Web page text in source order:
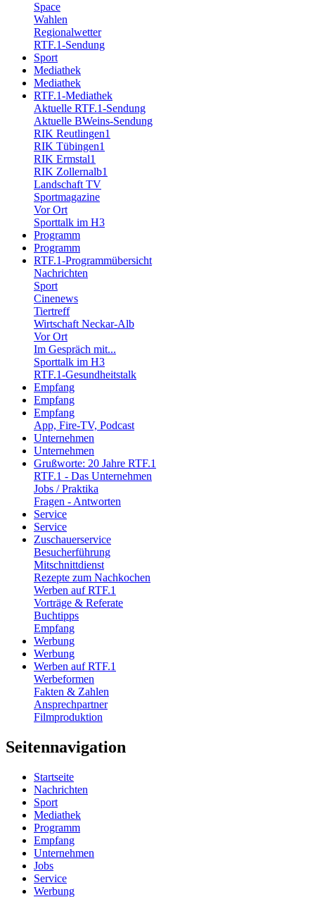
Space
Wahlen
Regionalwetter
RTF.1-Sendung
Sport
Mediathek
Mediathek
RTF.1-Mediathek
Aktuelle RTF.1-Sendung
Aktuelle BWeins-Sendung
RIK Reutlingen1
RIK Tübingen1
RIK Ermstal1
RIK Zollernalb1
Landschaft TV
Sportmagazine
Vor Ort
Sporttalk im H3
Programm
Programm
RTF.1-Programmübersicht
Nachrichten
Sport
Cinenews
Tiertreff
Wirtschaft Neckar-Alb
Vor Ort
Im Gespräch mit...
Sporttalk im H3
RTF.1-Gesundheitstalk
Empfang
Empfang
Empfang
App, Fire-TV, Podcast
Unternehmen
Unternehmen
Grußworte: 20 Jahre RTF.1
RTF.1 - Das Unternehmen
Jobs / Praktika
Fragen - Antworten
Service
Service
Zuschauerservice
Besucherführung
Mitschnittdienst
Rezepte zum Nachkochen
Werben auf RTF.1
Vorträge & Referate
Buchtipps
Empfang
Werbung
Werbung
Werben auf RTF.1
Werbeformen
Fakten & Zahlen
Ansprechpartner
Filmproduktion
Seitennavigation
Startseite
Nachrichten
Sport
Mediathek
Programm
Empfang
Unternehmen
Jobs
Service
Werbung